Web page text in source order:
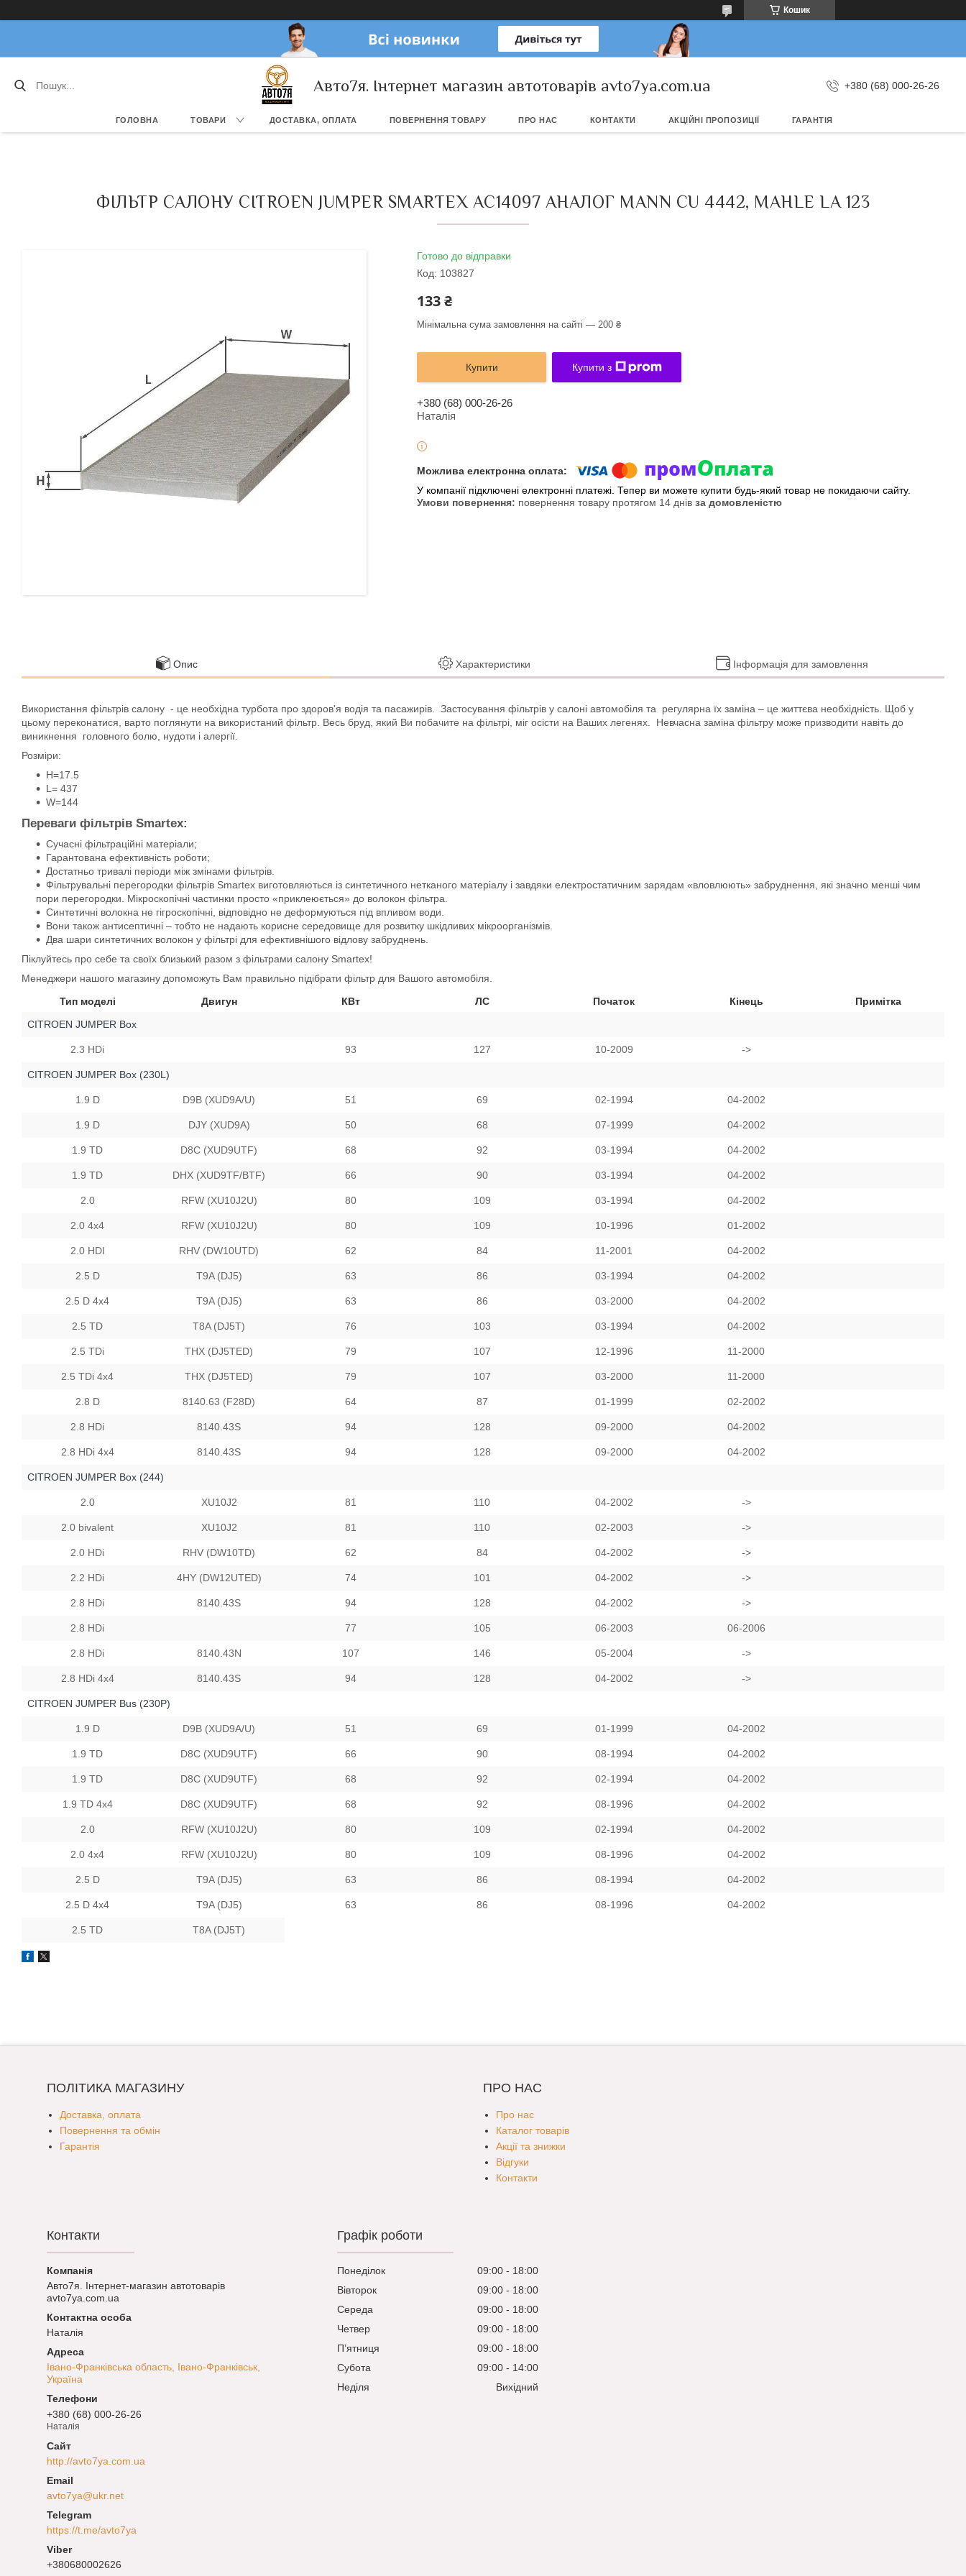
Кошик
Авто7я. Інтернет магазин автотоварів avto7ya.com.ua +380 (68) 000-26-26
ГОЛОВНА ТОВАРИ ДОСТАВКА, ОПЛАТА ПОВЕРНЕННЯ ТОВАРУ ПРО НАС КОНТАКТИ АКЦІЙНІ ПРОПОЗИЦІЇ ГАРАНТІЯ
ФІЛЬТР САЛОНУ CITROEN JUMPER SMARTEX AC14097 АНАЛОГ MANN CU 4442, MAHLE LA 123
Готово до відправки
Код: 103827
133 ₴
Мінімальна сума замовлення на сайті — 200 ₴
Купити Купити з
+380 (68) 000-26-26
Наталія
У компанії підключені електронні платежі. Тепер ви можете купити будь-який товар не покидаючи сайту.
повернення товару протягом 14 днів за домовленістю
Опис Характеристики Інформація для замовлення
Використання фільтрів салону - це необхідна турбота про здоров'я водія та пасажирів. Застосування фільтрів у салоні автомобіля та регулярна їх заміна – це життєва необхідність. Щоб у
цьому переконатися, варто поглянути на використаний фільтр. Весь бруд, який Ви побачите на фільтрі, міг осісти на Ваших легенях. Невчасна заміна фільтру може призводити навіть до
виникнення головного болю, нудоти і алергії.
Розміри:
H=17.5
L= 437
W=144
Переваги фільтрів Smartex:
Сучасні фільтраційні матеріали;
Гарантована ефективність роботи;
Достатньо тривалі періоди між змінами фільтрів.
Фільтрувальні перегородки фільтрів Smartex виготовляються із синтетичного нетканого матеріалу і завдяки електростатичним зарядам «вловлюють» забруднення, які значно менші чим
пори перегородки. Мікроскопічні частинки просто «приклеюється» до волокон фільтра.
Синтетичні волокна не гігроскопічні, відповідно не деформуються під впливом води.
Вони також антисептичні – тобто не надають корисне середовище для розвитку шкідливих мікроорганізмів.
Два шари синтетичних волокон у фільтрі для ефективнішого відлову забруднень.
Піклуйтесь про себе та своїх близький разом з фільтрами салону Smartex!
Менеджери нашого магазину допоможуть Вам правильно підібрати фільтр для Вашого автомобіля.
Тип моделі
Двигун КВт ЛС Початок Кінець
Примітка
CITROEN JUMPER Box
2.3 HDi 93 127 10-2009 ->
CITROEN JUMPER Box (230L)
1.9 D D9B (XUD9A/U) 51 69 02-1994 04-2002
1.9 D DJY (XUD9A) 50 68 07-1999 04-2002
1.9 TD D8C (XUD9UTF) 68 92 03-1994 04-2002
1.9 TD DHX (XUD9TF/BTF) 66 90 03-1994 04-2002
2.0 RFW (XU10J2U) 80 109 03-1994 04-2002
2.0 4x4 RFW (XU10J2U) 80 109 10-1996 01-2002
2.0 HDI RHV (DW10UTD) 62 84 11-2001 04-2002
2.5 D T9A (DJ5) 63 86 03-1994 04-2002
2.5 D 4x4 T9A (DJ5) 63 86 03-2000 04-2002
2.5 TD T8A (DJ5T) 76 103 03-1994 04-2002
2.5 TDi THX (DJ5TED) 79 107 12-1996 11-2000
2.5 TDi 4x4 THX (DJ5TED) 79 107 03-2000 11-2000
2.8 D 8140.63 (F28D) 64 87 01-1999 02-2002
2.8 HDi 8140.43S 94 128 09-2000 04-2002
2.8 HDi 4x4 8140.43S 94 128 09-2000 04-2002
CITROEN JUMPER Box (244)
2.0 XU10J2 81 110 04-2002 ->
2.0 bivalent XU10J2 81 110 02-2003 ->
2.0 HDi RHV (DW10TD) 62 84 04-2002 ->
2.2 HDi 4HY (DW12UTED) 74 101 04-2002 ->
2.8 HDi 8140.43S 94 128 04-2002 ->
2.8 HDi 77 105 06-2003 06-2006
2.8 HDi 8140.43N 107 146 05-2004 ->
2.8 HDi 4x4 8140.43S 94 128 04-2002 ->
CITROEN JUMPER Bus (230P)
1.9 D D9B (XUD9A/U) 51 69 01-1999 04-2002
1.9 TD D8C (XUD9UTF) 66 90 08-1994 04-2002
1.9 TD D8C (XUD9UTF) 68 92 02-1994 04-2002
1.9 TD 4x4 D8C (XUD9UTF) 68 92 08-1996 04-2002
2.0 RFW (XU10J2U) 80 109 02-1994 04-2002
2.0 4x4 RFW (XU10J2U) 80 109 08-1996 04-2002
2.5 D T9A (DJ5) 63 86 08-1994 04-2002
2.5 D 4x4 T9A (DJ5) 63 86 08-1996 04-2002
2.5 TD T8A (DJ5T)
ПОЛІТИКА МАГАЗИНУ
Доставка, оплата
Повернення та обмін
Гарантія
ПРО НАС
Про нас
Каталог товарів
Акції та знижки
Відгуки
Контакти
Контакти
Авто7я. Інтернет-магазин автотоварів
avto7ya.com.ua
Наталія
Івано-Франківська область, Івано-Франківськ,
Україна
+380 (68) 000-26-26
Наталія
http://avto7ya.com.ua
avto7ya@ukr.net
https://t.me/avto7ya
+380680002626
Графік роботи
Понеділок 09:00
18:00
Вівторок
09:00
18:00
Середа
09:00
18:00
Четвер
09:00
18:00
Пʼятниця
09:00
18:00
Субота
09:00
14:00
Неділя
Вихідний